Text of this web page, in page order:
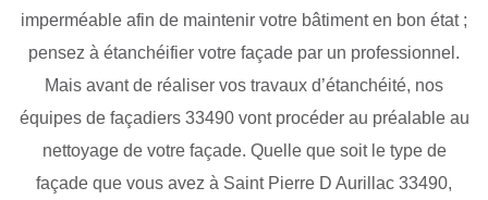
imperméable afin de maintenir votre bâtiment en bon état ;
pensez à étanchéifier votre façade par un professionnel.
Mais avant de réaliser vos travaux d’étanchéité, nos
équipes de façadiers 33490 vont procéder au préalable au
nettoyage de votre façade. Quelle que soit le type de
façade que vous avez à Saint Pierre D Aurillac 33490,